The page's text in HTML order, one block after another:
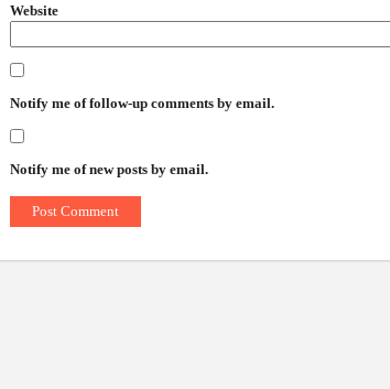
Website
Notify me of follow-up comments by email.
Notify me of new posts by email.